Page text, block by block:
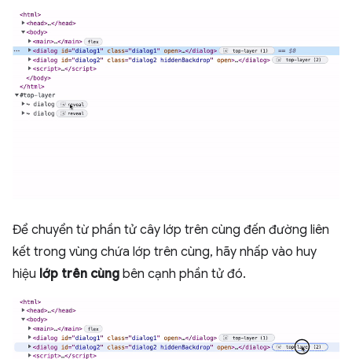
Để chuyển từ phần tử cây lớp trên cùng đến đường liên
kết trong vùng chứa lớp trên cùng, hãy nhấp vào huy
hiệu lớp trên cùng bên cạnh phần tử đó.